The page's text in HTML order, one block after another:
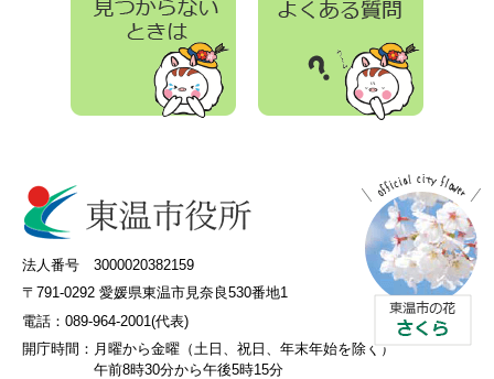
法人番号 3000020382159
〒791-0292 愛媛県東温市見奈良530番地1
電話：089-964-2001(代表)
開庁時間： 月曜から金曜（土日、祝日、年末年始を除く）
午前8時30分から午後5時15分